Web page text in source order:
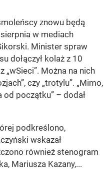
znowu będą
sierpnia w mediach
Minister spraw
dołączył kolaż z 10
„wSieci”. Można na nich
czy „trotylu”. „Mimo,
początku” – dodał
podkreślono,
wskazał
również stenogram
Mariusza Kazany,...